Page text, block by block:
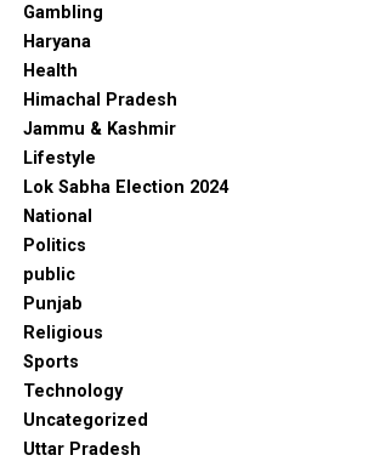
Gambling
Haryana
Health
Himachal Pradesh
Jammu & Kashmir
Lifestyle
Lok Sabha Election 2024
National
Politics
public
Punjab
Religious
Sports
Technology
Uncategorized
Uttar Pradesh